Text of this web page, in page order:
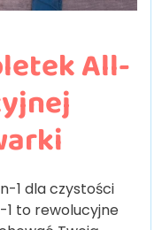
All-
1 dla czystości
to rewolucyjne